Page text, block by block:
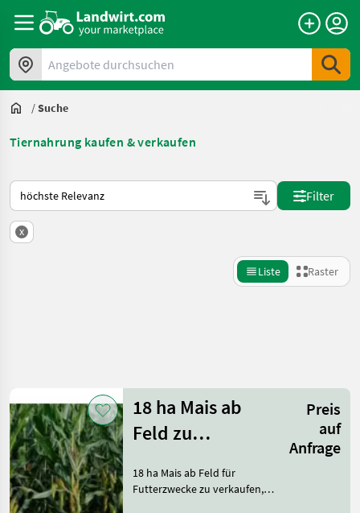
Angebote durchsuchen
/Suche
Tiernahrung kaufen & verkaufen
So wird auf Landwirt.com sortiert
Filter
x
Liste Raster
Kategorie 1 Land Filter
AKTUELLER
PFAD
Futtermittel
Zurücksetzen
Ergebnisse
anzeigen
18 ha Mais ab
Feld zu
Preis
auf
Anfrage
18 ha Mais ab Feld für
Futterzwecke zu verkaufen,